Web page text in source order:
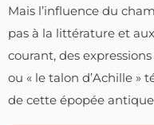
Mais l’influence du
pas à la littérature et
courant, des
ou « le talon d’Achille »
de cette épopée